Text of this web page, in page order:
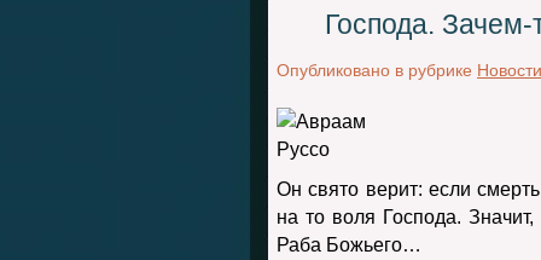
Господа.
Опубликовано в рубрике Новости
Он свято верит: если
на то воля Господа.
Раба Божьего…